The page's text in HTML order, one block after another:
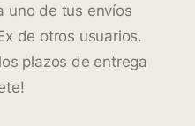
uno de tus envíos
de otros usuarios.
plazos de entrega